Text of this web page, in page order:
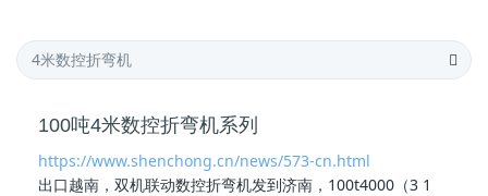
100吨4米数控折弯机系列
https://www.shenchong.cn/news/573-cn.html
出口越南，双机联动数控折弯机发到济南，100t4000（3 1